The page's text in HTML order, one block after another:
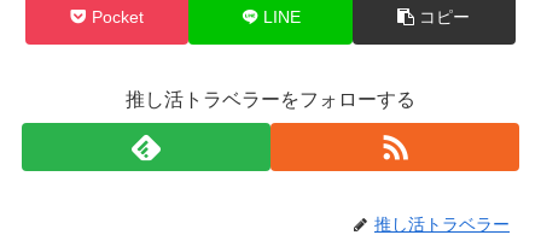
Pocket LINE コピー
推し活トラベラーをフォローする
推し活トラベラー